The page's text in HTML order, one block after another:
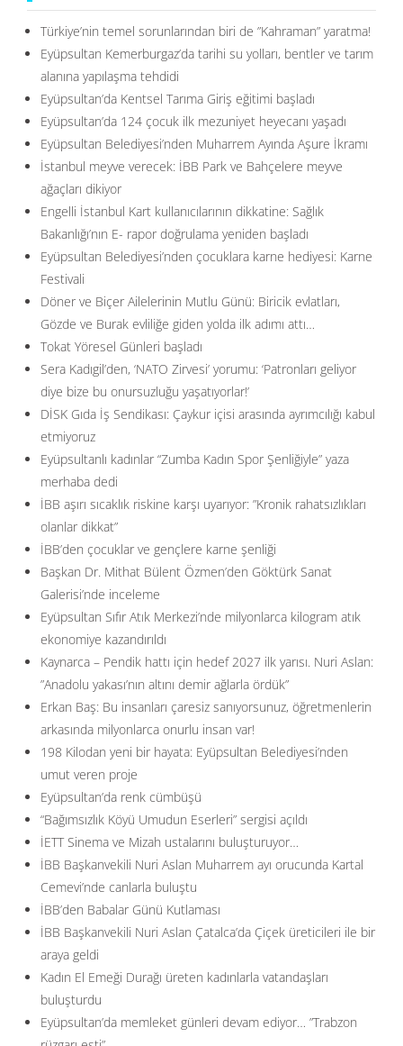
Türkiye’nin temel sorunlarından biri de ”Kahraman” yaratma!
Eyüpsultan Kemerburgaz’da tarihi su yolları, bentler ve tarım
alanına yapılaşma tehdidi
Eyüpsultan’da Kentsel Tarıma Giriş eğitimi başladı
Eyüpsultan’da 124 çocuk ilk mezuniyet heyecanı yaşadı
Eyüpsultan Belediyesi’nden Muharrem Ayında Aşure İkramı
İstanbul meyve verecek: İBB Park ve Bahçelere meyve
ağaçları dikiyor
Engelli İstanbul Kart kullanıcılarının dikkatine: Sağlık
Bakanlığı’nın E- rapor doğrulama yeniden başladı
Eyüpsultan Belediyesi’nden çocuklara karne hediyesi: Karne
Festivali
Döner ve Biçer Ailelerinin Mutlu Günü: Biricik evlatları,
Gözde ve Burak evliliğe giden yolda ilk adımı attı…
Tokat Yöresel Günleri başladı
Sera Kadıgil’den, ‘NATO Zirvesi’ yorumu: ‘Patronları geliyor
diye bize bu onursuzluğu yaşatıyorlar!’
DİSK Gıda İş Sendikası: Çaykur içisi arasında ayrımcılığı kabul
etmiyoruz
Eyüpsultanlı kadınlar “Zumba Kadın Spor Şenliğiyle” yaza
merhaba dedi
İBB aşırı sıcaklık riskine karşı uyarıyor: ”Kronik rahatsızlıkları
olanlar dikkat”
İBB’den çocuklar ve gençlere karne şenliği
Başkan Dr. Mithat Bülent Özmen’den Göktürk Sanat
Galerisi’nde inceleme
Eyüpsultan Sıfır Atık Merkezi’nde milyonlarca kilogram atık
ekonomiye kazandırıldı
Kaynarca – Pendik hattı için hedef 2027 ilk yarısı. Nuri Aslan:
”Anadolu yakası’nın altını demir ağlarla ördük”
Erkan Baş: Bu insanları çaresiz sanıyorsunuz, öğretmenlerin
arkasında milyonlarca onurlu insan var!
198 Kilodan yeni bir hayata: Eyüpsultan Belediyesi’nden
umut veren proje
Eyüpsultan’da renk cümbüşü
“Bağımsızlık Köyü Umudun Eserleri” sergisi açıldı
İETT Sinema ve Mizah ustalarını buluşturuyor…
İBB Başkanvekili Nuri Aslan Muharrem ayı orucunda Kartal
Cemevi’nde canlarla buluştu
İBB’den Babalar Günü Kutlaması
İBB Başkanvekili Nuri Aslan Çatalca’da Çiçek üreticileri ile bir
araya geldi
Kadın El Emeği Durağı üreten kadınlarla vatandaşları
buluşturdu
Eyüpsultan’da memleket günleri devam ediyor… ”Trabzon